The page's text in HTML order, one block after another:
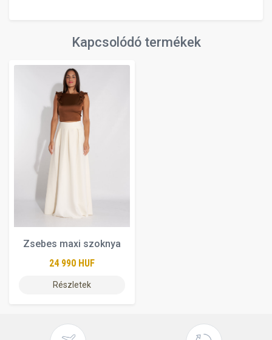
Kapcsolódó termékek
Zsebes maxi szoknya
24 990 HUF
Részletek